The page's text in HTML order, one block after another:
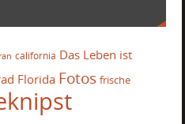
california Das Leben ist
Florida Fotos frische